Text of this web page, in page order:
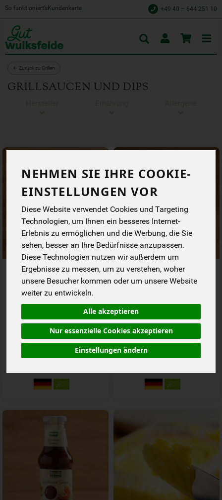
NEHMEN SIE IHRE COOKIE-
EINSTELLUNGEN VOR
Diese Website verwendet Cookies und Targeting
Technologien, um Ihnen ein besseres Internet-
Erlebnis zu ermöglichen und die Werbung, die Sie
sehen, besser an Ihre Bedürfnisse anzupassen.
Diese Technologien nutzen wir außerdem um
Ergebnisse zu messen, um zu verstehen, woher
unsere Besucher kommen oder um unsere Website
weiter zu entwickeln.
Alle akzeptieren
Nur essenzielle Cookies akzeptieren
Einstellungen ändern
So funktioniert’s Kundenkarte +49 40 – 644 251 10
← Zurück zu Grillen
GRILLSAUCEN UND DIPS
Emils Tomaten Ketchup
3,49 €*
250 ml
Anzahl
Aioli Classico
165 g
Anzahl
Toggle
cart